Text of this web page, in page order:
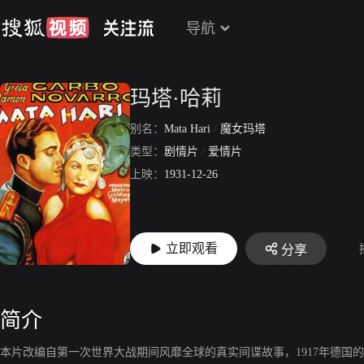
导航
玛塔·哈莉
别名： Mata Hari / 魔女玛塔
类型： 剧情片 / 爱情片
上映： 1931-12-26
立即观看 分享
简介
本片改编自第一次世界大战期间风靡全球的真实间谍故事，1917年德国